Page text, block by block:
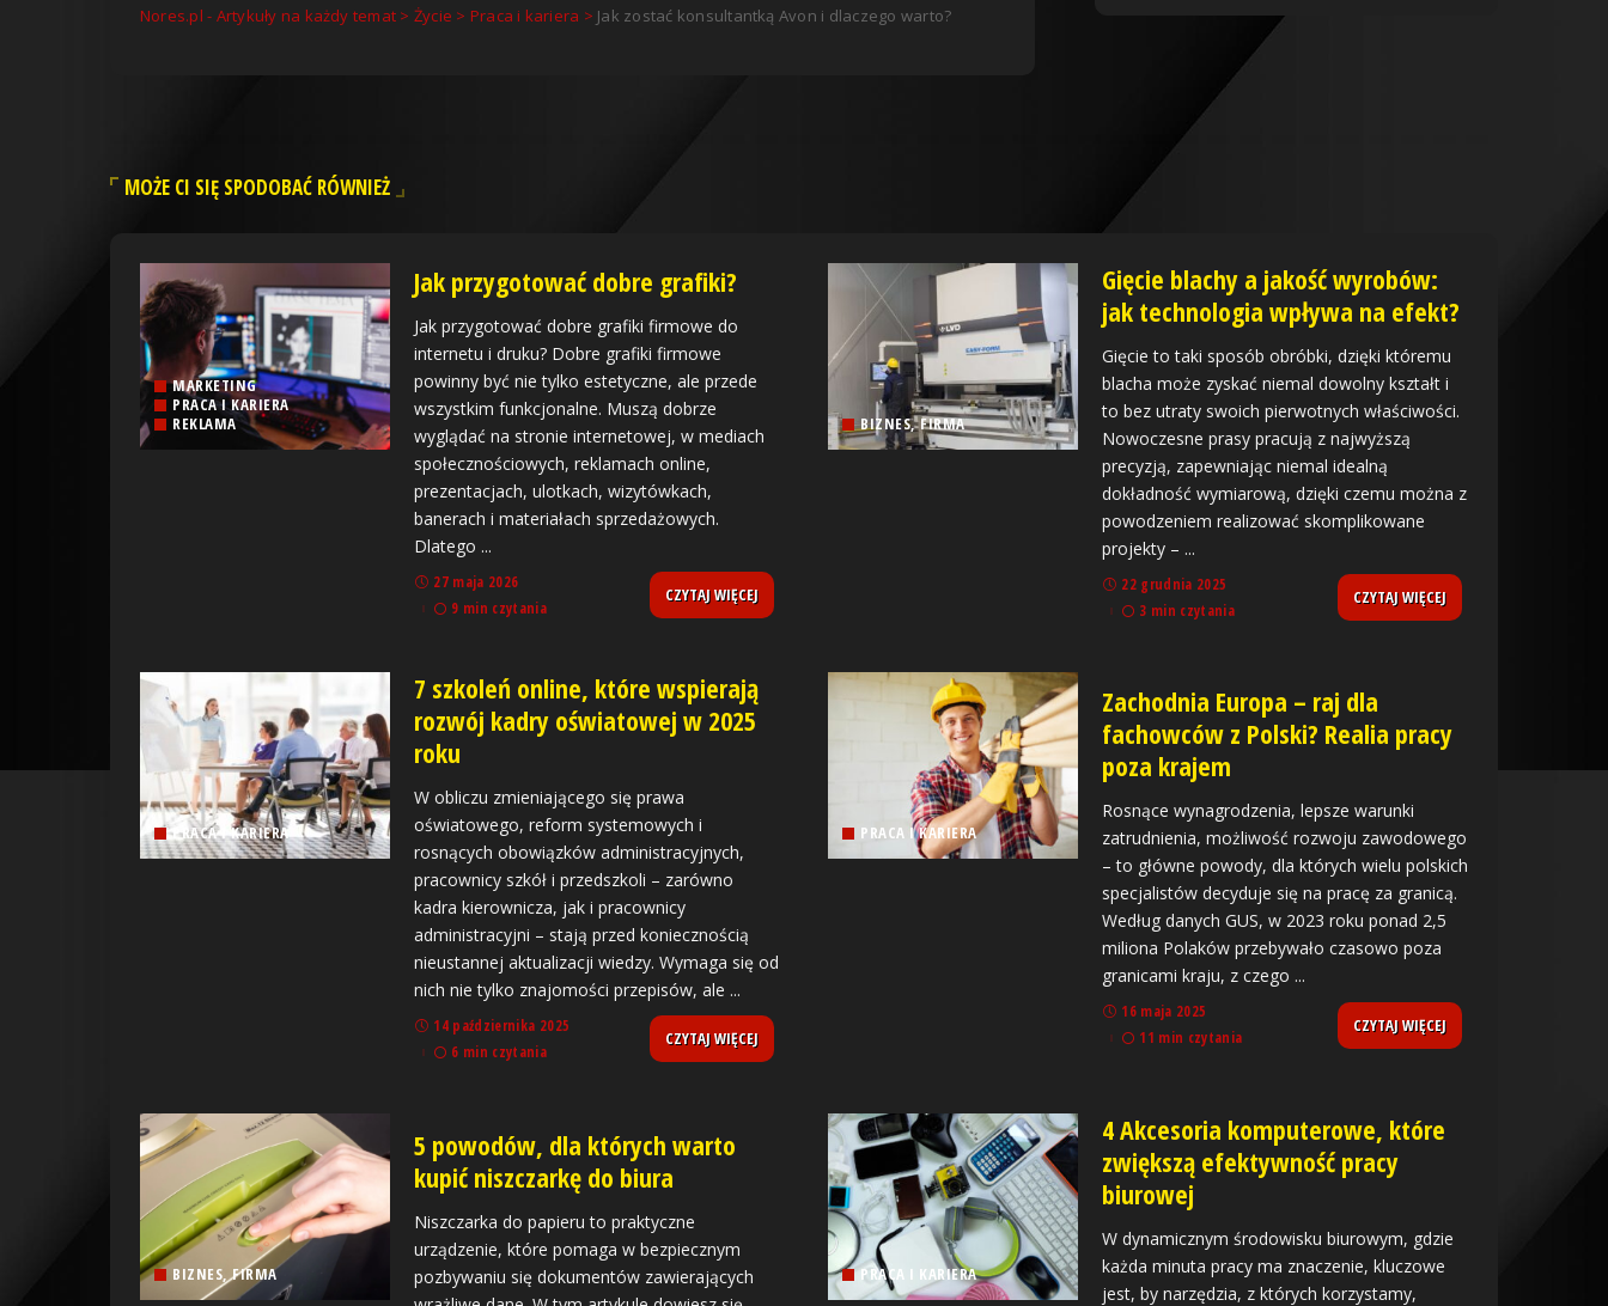
Nores.pl - Artykuły na każdy temat > Życie > Praca i kariera > Jak zostać konsultantką Avon i dlaczego warto?
MOŻE CI SIĘ SPODOBAĆ RÓWNIEŻ
MARKETING
PRACA I KARIERA
REKLAMA
Jak przygotować dobre grafiki?
Jak przygotować dobre grafiki firmowe do
internetu i druku? Dobre grafiki firmowe
powinny być nie tylko estetyczne, ale przede
wszystkim funkcjonalne. Muszą dobrze
wyglądać na stronie internetowej, w mediach
społecznościowych, reklamach online,
prezentacjach, ulotkach, wizytówkach,
banerach i materiałach sprzedażowych.
Dlatego ...
27 maja 2026
9 min czytania
CZYTAJ WIĘCEJ
BIZNES, FIRMA
Gięcie blachy a jakość wyrobów:
jak technologia wpływa na efekt?
Gięcie to taki sposób obróbki, dzięki któremu
blacha może zyskać niemal dowolny kształt i
to bez utraty swoich pierwotnych właściwości.
Nowoczesne prasy pracują z najwyższą
precyzją, zapewniając niemal idealną
dokładność wymiarową, dzięki czemu można z
powodzeniem realizować skomplikowane
projekty – ...
22 grudnia 2025
3 min czytania
CZYTAJ WIĘCEJ
PRACA I KARIERA
7 szkoleń online, które wspierają
rozwój kadry oświatowej w 2025
roku
W obliczu zmieniającego się prawa
oświatowego, reform systemowych i
rosnących obowiązków administracyjnych,
pracownicy szkół i przedszkoli – zarówno
kadra kierownicza, jak i pracownicy
administracyjni – stają przed koniecznością
nieustannej aktualizacji wiedzy. Wymaga się od
nich nie tylko znajomości przepisów, ale ...
14 października 2025
6 min czytania
CZYTAJ WIĘCEJ
PRACA I KARIERA
Zachodnia Europa – raj dla
fachowców z Polski? Realia pracy
poza krajem
Rosnące wynagrodzenia, lepsze warunki
zatrudnienia, możliwość rozwoju zawodowego
– to główne powody, dla których wielu polskich
specjalistów decyduje się na pracę za granicą.
Według danych GUS, w 2023 roku ponad 2,5
miliona Polaków przebywało czasowo poza
granicami kraju, z czego ...
16 maja 2025
11 min czytania
CZYTAJ WIĘCEJ
BIZNES, FIRMA
5 powodów, dla których warto
kupić niszczarkę do biura
Niszczarka do papieru to praktyczne
urządzenie, które pomaga w bezpiecznym
pozbywaniu się dokumentów zawierających
PRACA I KARIERA
4 Akcesoria komputerowe, które
zwiększą efektywność pracy
biurowej
W dynamicznym środowisku biurowym, gdzie
każda minuta pracy ma znaczenie, kluczowe
jest, by narzędzia, z których korzystamy,